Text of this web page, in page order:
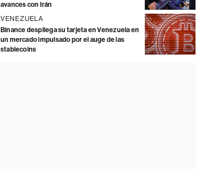
avances con Irán
VENEZUELA
Binance despliega su tarjeta en Venezuela en
un mercado impulsado por el auge de las
stablecoins